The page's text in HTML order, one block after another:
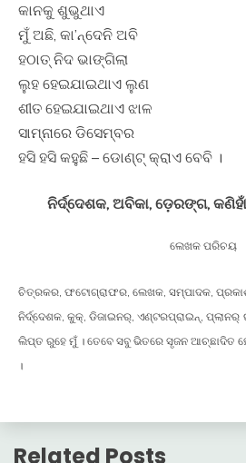
କାନକୁ ଶୁଭୁଥାଏ
ମୁଁ ଅଛି, କା’ନ୍ଦେନି ଅବି
ହଠାତ୍ ନିଦ ଭାଙ୍ଗିଲା
ଲୁହ ହେଇଯାଇଥାଏ ଲୁଣ
ଶୀତ ହେଇଯାଇଥାଏ ଝାଳ
ସାମ୍ନାରେ ଡିସେମ୍ବର
ହସି ହସି କହୁଛି – ଡୋଣ୍ଟ୍ କ୍ରାଏ ବେବି ।
ନିର୍ଦ୍ଦେଶକ, ଅବିକା, ଡ଼େରଙ୍ଗ,
ଲେଖକ ପରିଚୟ
ଚିତ୍ରକର, ଫଟୋଗ୍ରାଫର, ଲେଖକ, ସମ୍ପାଦକ,
ନିର୍ଦ୍ଦେଶକ, କୁକ୍, ଡିଜାଇନର୍, ଏଣ୍ଟରପ୍ରାଇନ୍, ପ୍ଲାନର୍
ଲିପ୍ତ ରୁହେ ମୁଁ । ତେବେ ସବୁ ଭିତରେ ସୃଜନ
।
Related Posts